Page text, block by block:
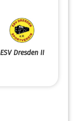
ESV Dresden II